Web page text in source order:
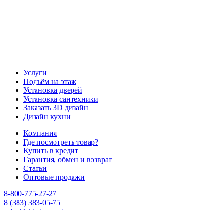
Услуги
Подъём на этаж
Установка дверей
Установка сантехники
Заказать 3D дизайн
Дизайн кухни
Компания
Где посмотреть товар?
Купить в кредит
Гарантия, обмен и возврат
Статьи
Оптовые продажи
8-800-775-27-27
8 (383) 383-05-75